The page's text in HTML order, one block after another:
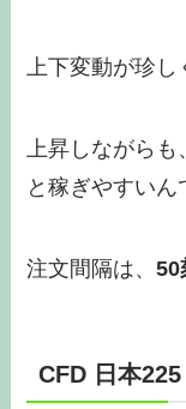
上下変動が珍し
上昇しながらも
と稼ぎやすいん
注文間隔は、50
CFD 日本225